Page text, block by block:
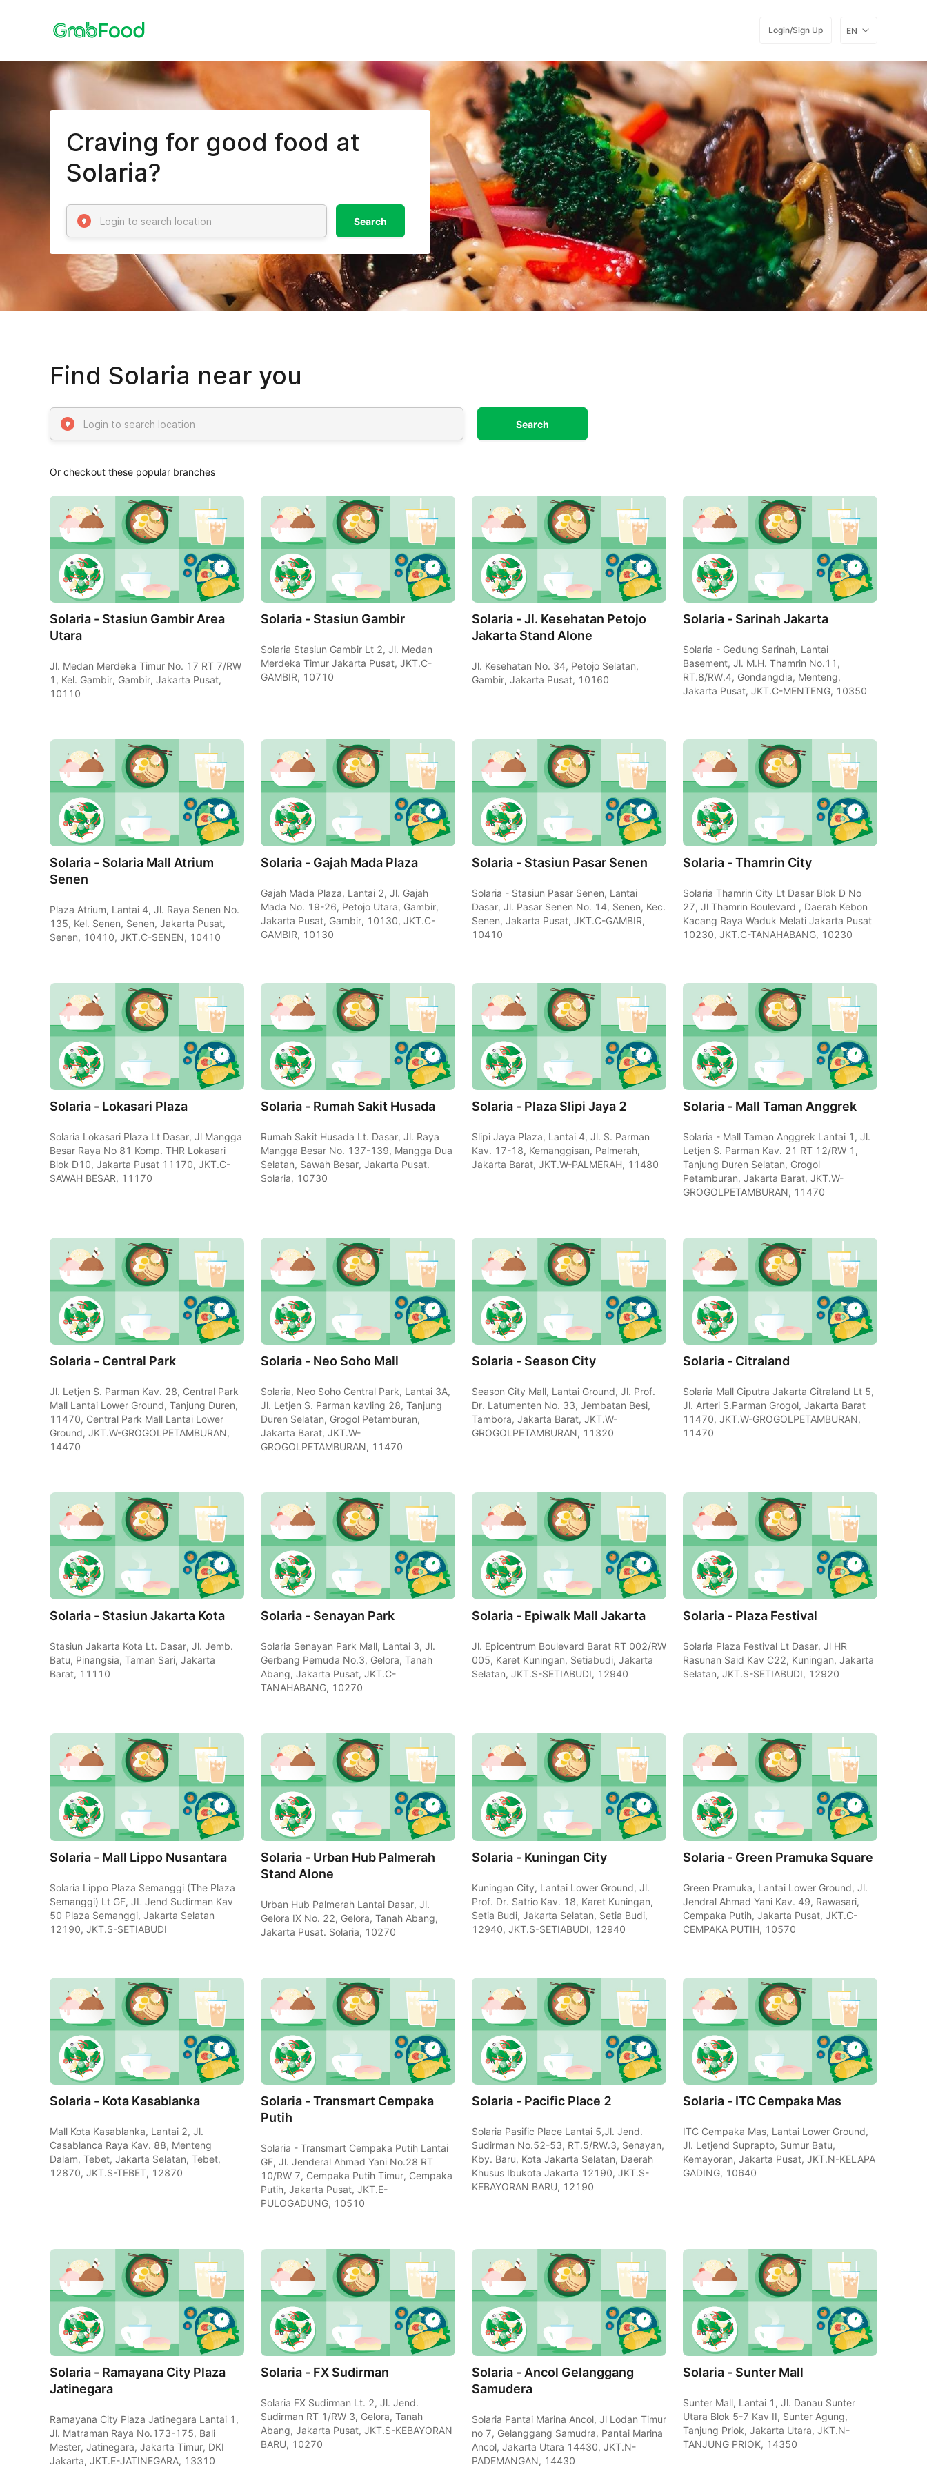
Login/Sign Up EN
Craving for good food at
Solaria?
Search
Find Solaria near you
Search
Or checkout these popular branches
Solaria - Stasiun Gambir Area
Utara
Jl. Medan Merdeka Timur No. 17 RT 7/RW
1, Kel. Gambir, Gambir, Jakarta Pusat,
10110
Solaria - Stasiun Gambir
Solaria Stasiun Gambir Lt 2, Jl. Medan
Merdeka Timur Jakarta Pusat, JKT.C-
GAMBIR, 10710
Solaria - Jl. Kesehatan Petojo
Jakarta Stand Alone
Jl. Kesehatan No. 34, Petojo Selatan,
Gambir, Jakarta Pusat, 10160
Solaria - Sarinah Jakarta
Solaria - Gedung Sarinah, Lantai
Basement, Jl. M.H. Thamrin No.11,
RT.8/RW.4, Gondangdia, Menteng,
Jakarta Pusat, JKT.C-MENTENG, 10350
Solaria - Solaria Mall Atrium
Senen
Plaza Atrium, Lantai 4, Jl. Raya Senen No.
135, Kel. Senen, Senen, Jakarta Pusat,
Senen, 10410, JKT.C-SENEN, 10410
Solaria - Gajah Mada Plaza
Gajah Mada Plaza, Lantai 2, Jl. Gajah
Mada No. 19-26, Petojo Utara, Gambir,
Jakarta Pusat, Gambir, 10130, JKT.C-
GAMBIR, 10130
Solaria - Stasiun Pasar Senen
Solaria - Stasiun Pasar Senen, Lantai
Dasar, Jl. Pasar Senen No. 14, Senen, Kec.
Senen, Jakarta Pusat, JKT.C-GAMBIR,
10410
Solaria - Thamrin City
Solaria Thamrin City Lt Dasar Blok D No
27, Jl Thamrin Boulevard , Daerah Kebon
Kacang Raya Waduk Melati Jakarta Pusat
10230, JKT.C-TANAHABANG, 10230
Solaria - Lokasari Plaza
Solaria Lokasari Plaza Lt Dasar, Jl Mangga
Besar Raya No 81 Komp. THR Lokasari
Blok D10, Jakarta Pusat 11170, JKT.C-
SAWAH BESAR, 11170
Solaria - Rumah Sakit Husada
Rumah Sakit Husada Lt. Dasar, Jl. Raya
Mangga Besar No. 137-139, Mangga Dua
Selatan, Sawah Besar, Jakarta Pusat.
Solaria, 10730
Solaria - Plaza Slipi Jaya 2
Slipi Jaya Plaza, Lantai 4, Jl. S. Parman
Kav. 17-18, Kemanggisan, Palmerah,
Jakarta Barat, JKT.W-PALMERAH, 11480
Solaria - Mall Taman Anggrek
Solaria - Mall Taman Anggrek Lantai 1, Jl.
Letjen S. Parman Kav. 21 RT 12/RW 1,
Tanjung Duren Selatan, Grogol
Petamburan, Jakarta Barat, JKT.W-
GROGOLPETAMBURAN, 11470
Solaria - Central Park
Jl. Letjen S. Parman Kav. 28, Central Park
Mall Lantai Lower Ground, Tanjung Duren,
11470, Central Park Mall Lantai Lower
Ground, JKT.W-GROGOLPETAMBURAN,
14470
Solaria - Neo Soho Mall
Solaria, Neo Soho Central Park, Lantai 3A,
Jl. Letjen S. Parman kavling 28, Tanjung
Duren Selatan, Grogol Petamburan,
Jakarta Barat, JKT.W-
GROGOLPETAMBURAN, 11470
Solaria - Season City
Season City Mall, Lantai Ground, Jl. Prof.
Dr. Latumenten No. 33, Jembatan Besi,
Tambora, Jakarta Barat, JKT.W-
GROGOLPETAMBURAN, 11320
Solaria - Citraland
Solaria Mall Ciputra Jakarta Citraland Lt 5,
Jl. Arteri S.Parman Grogol, Jakarta Barat
11470, JKT.W-GROGOLPETAMBURAN,
11470
Solaria - Stasiun Jakarta Kota
Stasiun Jakarta Kota Lt. Dasar, Jl. Jemb.
Batu, Pinangsia, Taman Sari, Jakarta
Barat, 11110
Solaria - Senayan Park
Solaria Senayan Park Mall, Lantai 3, Jl.
Gerbang Pemuda No.3, Gelora, Tanah
Abang, Jakarta Pusat, JKT.C-
TANAHABANG, 10270
Solaria - Epiwalk Mall Jakarta
Jl. Epicentrum Boulevard Barat RT 002/RW
005, Karet Kuningan, Setiabudi, Jakarta
Selatan, JKT.S-SETIABUDI, 12940
Solaria - Plaza Festival
Solaria Plaza Festival Lt Dasar, Jl HR
Rasunan Said Kav C22, Kuningan, Jakarta
Selatan, JKT.S-SETIABUDI, 12920
Solaria - Mall Lippo Nusantara
Solaria Lippo Plaza Semanggi (The Plaza
Semanggi) Lt GF, JL Jend Sudirman Kav
50 Plaza Semanggi, Jakarta Selatan
12190, JKT.S-SETIABUDI
Solaria - Urban Hub Palmerah
Stand Alone
Urban Hub Palmerah Lantai Dasar, Jl.
Gelora IX No. 22, Gelora, Tanah Abang,
Jakarta Pusat. Solaria, 10270
Solaria - Kuningan City
Kuningan City, Lantai Lower Ground, Jl.
Prof. Dr. Satrio Kav. 18, Karet Kuningan,
Setia Budi, Jakarta Selatan, Setia Budi,
12940, JKT.S-SETIABUDI, 12940
Solaria - Green Pramuka Square
Green Pramuka, Lantai Lower Ground, Jl.
Jendral Ahmad Yani Kav. 49, Rawasari,
Cempaka Putih, Jakarta Pusat, JKT.C-
CEMPAKA PUTIH, 10570
Solaria - Kota Kasablanka
Mall Kota Kasablanka, Lantai 2, Jl.
Casablanca Raya Kav. 88, Menteng
Dalam, Tebet, Jakarta Selatan, Tebet,
12870, JKT.S-TEBET, 12870
Solaria - Transmart Cempaka
Putih
Solaria - Transmart Cempaka Putih Lantai
GF, Jl. Jenderal Ahmad Yani No.28 RT
10/RW 7, Cempaka Putih Timur, Cempaka
Putih, Jakarta Pusat, JKT.E-
PULOGADUNG, 10510
Solaria - Pacific Place 2
Solaria Pasific Place Lantai 5,Jl. Jend.
Sudirman No.52-53, RT.5/RW.3, Senayan,
Kby. Baru, Kota Jakarta Selatan, Daerah
Khusus Ibukota Jakarta 12190, JKT.S-
KEBAYORAN BARU, 12190
Solaria - ITC Cempaka Mas
ITC Cempaka Mas, Lantai Lower Ground,
Jl. Letjend Suprapto, Sumur Batu,
Kemayoran, Jakarta Pusat, JKT.N-KELAPA
GADING, 10640
Solaria - Ramayana City Plaza
Jatinegara
Ramayana City Plaza Jatinegara Lantai 1,
Jl. Matraman Raya No.173-175, Bali
Mester, Jatinegara, Jakarta Timur, DKI
Jakarta, JKT.E-JATINEGARA, 13310
Solaria - FX Sudirman
Solaria FX Sudirman Lt. 2, Jl. Jend.
Sudirman RT 1/RW 3, Gelora, Tanah
Abang, Jakarta Pusat, JKT.S-KEBAYORAN
BARU, 10270
Solaria - Ancol Gelanggang
Samudera
Solaria Pantai Marina Ancol, Jl Lodan Timur
no 7, Gelanggang Samudra, Pantai Marina
Ancol, Jakarta Utara 14430, JKT.N-
PADEMANGAN, 14430
Solaria - Sunter Mall
Sunter Mall, Lantai 1, Jl. Danau Sunter
Utara Blok 5-7 Kav II, Sunter Agung,
Tanjung Priok, Jakarta Utara, JKT.N-
TANJUNG PRIOK, 14350